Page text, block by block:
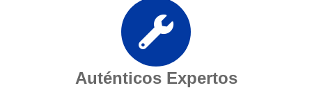
Auténticos Expertos